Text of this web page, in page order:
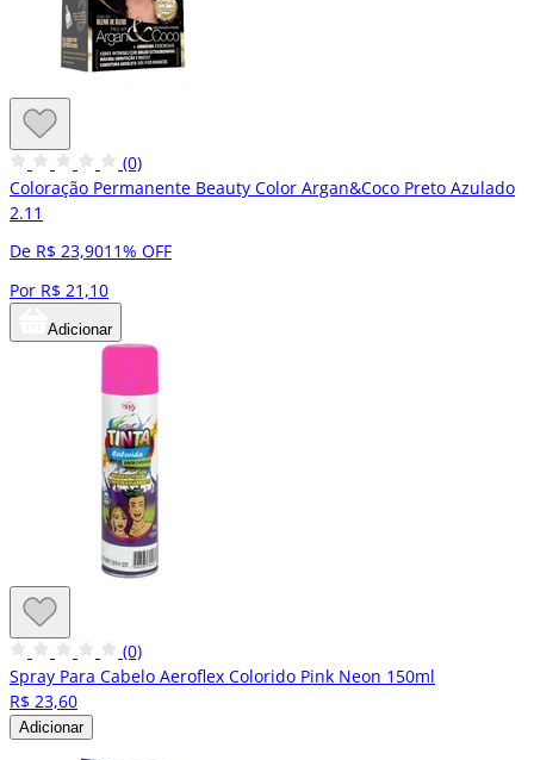
(0)
Coloração Permanente Beauty Color Argan&Coco Preto Azulado
2.11
De R$ 23,9011% OFF
Por R$ 21,10
Adicionar
(0)
Spray Para Cabelo Aeroflex Colorido Pink Neon 150ml
R$ 23,60
Adicionar